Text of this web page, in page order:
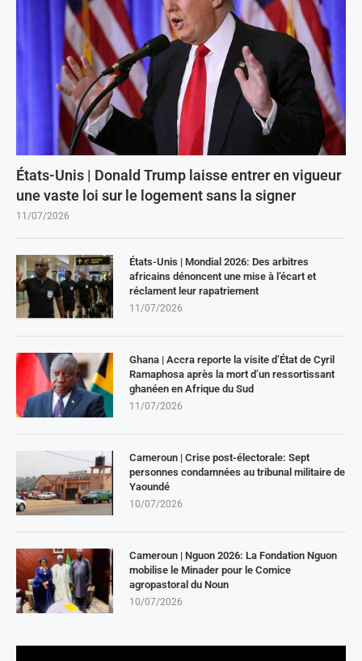
États-Unis | Donald Trump laisse entrer en vigueur
une vaste loi sur le logement sans la signer
11/07/2026
États-Unis | Mondial 2026: Des arbitres
africains dénoncent une mise à l’écart et
réclament leur rapatriement
11/07/2026
Ghana | Accra reporte la visite d’État de Cyril
Ramaphosa après la mort d’un ressortissant
ghanéen en Afrique du Sud
11/07/2026
Cameroun | Crise post-électorale: Sept
personnes condamnées au tribunal militaire de
Yaoundé
10/07/2026
Cameroun | Nguon 2026: La Fondation Nguon
mobilise le Minader pour le Comice
agropastoral du Noun
10/07/2026